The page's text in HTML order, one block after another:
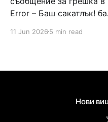
Error – Баш сакатлък! балетист – дюшеме пич
Война и мир – Патаклама и
11 Jun 2026 5 min read
Нови